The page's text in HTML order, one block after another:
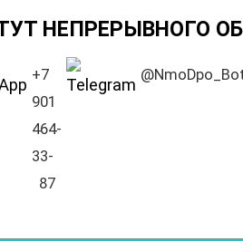
НЕПРЕРЫВНОГО
+7
901
464-
33-
87